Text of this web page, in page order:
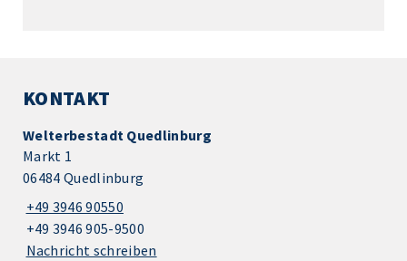
KONTAKT
Welterbestadt Quedlinburg
Markt 1
06484 Quedlinburg
+49 3946 90550
+49 3946 905-9500
Nachricht schreiben